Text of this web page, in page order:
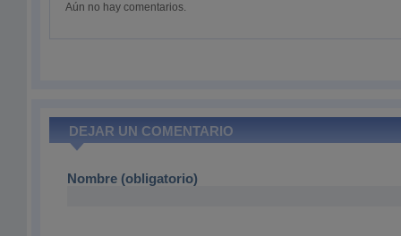
Aún no hay comentarios.
DEJAR UN COMENTARIO
Nombre (obligatorio)